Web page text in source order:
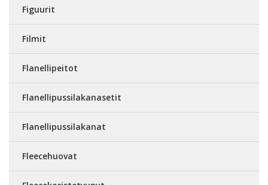
Figuurit
Filmit
Flanellipeitot
Flanellipussilakanasetit
Flanellipussilakanat
Fleecehuovat